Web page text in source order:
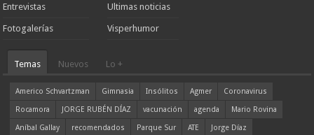
Entrevistas
Fotogalerías
Ultimas noticias
Visperhumor
Temas Nuevos Lo +
Americo Schvartzman Gimnasia Insólitos Agmer
Coronavirus
Rocamora
JORGE RUBÉN DÍAZ vacunación agenda
Mario Rovina
Aníbal Gallay
recomendados Parque Sur ATE
Jorge Díaz